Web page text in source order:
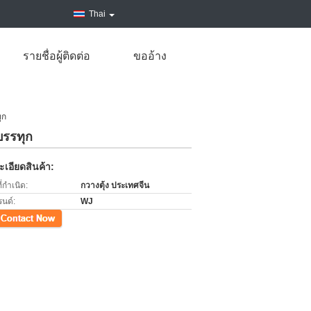
Thai
รายชื่อผู้ติดต่อ ขออ้าง
ก
รรทุก
เอียดสินค้า:
ำเนิด:
กวางตุ้ง ประเทศจีน
นด์:
WJ